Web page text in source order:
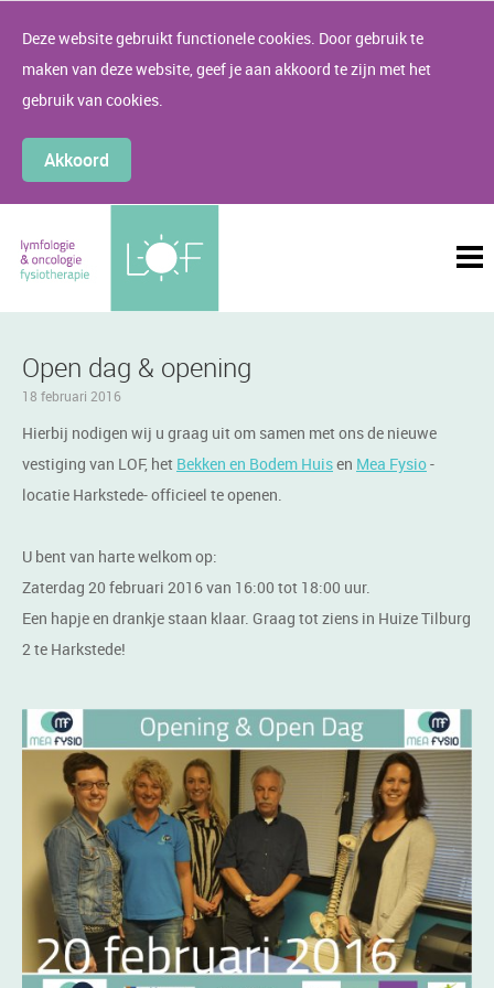
Deze website gebruikt functionele cookies. Door gebruik te
maken van deze website, geef je aan akkoord te zijn met het
gebruik van cookies.
Akkoord
Open dag & opening
18 februari 2016
Hierbij nodigen wij u graag uit om samen met ons de nieuwe
vestiging van LOF, het Bekken en Bodem Huisen Mea Fysio-
locatie Harkstede- officieel te openen.
U bent van harte welkom op:
Zaterdag 20 februari 2016 van 16:00 tot 18:00 uur.
Een hapje en drankje staan klaar. Graag tot ziens in Huize Tilburg
2 te Harkstede!